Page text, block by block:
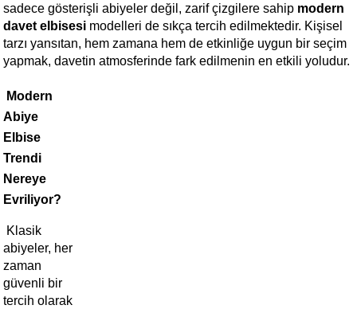
sadece gösterişli abiyeler değil, zarif çizgilere sahip modern
davet elbisesi modelleri de sıkça tercih edilmektedir. Kişisel
tarzı yansıtan, hem zamana hem de etkinliğe uygun bir seçim
yapmak, davetin atmosferinde fark edilmenin en etkili yoludur.
Abiye
Elbise
Trendi
Nereye
Evriliyor?
abiyeler, her
zaman
güvenli bir
tercih olarak